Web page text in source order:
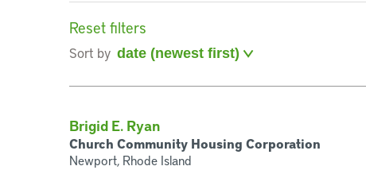
Reset filters
Sort by
Brigid E. Ryan
Church Community Housing Corporation
Newport, Rhode Island